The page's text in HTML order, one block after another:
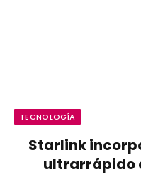
TECNOLOGÍA
Starlink
ultrarrápido